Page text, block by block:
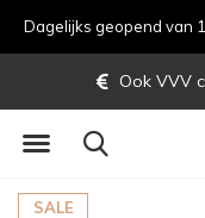
Ook VVV
SALE